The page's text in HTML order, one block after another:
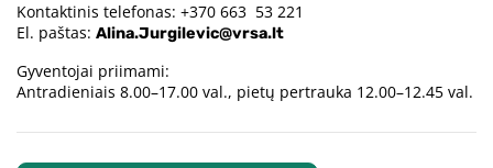
Kontaktinis telefonas: +370 663 53 221
El. paštas: Alina.Jurgilevic@vrsa.lt
Gyventojai priimami:
Antradieniais 8.00–17.00 val., pietų pertrauka 12.00–12.45 val.